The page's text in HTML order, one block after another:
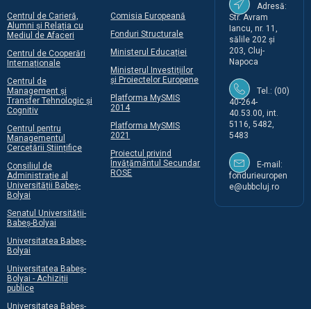
Centrul de Carieră,
Alumni și Relația cu
Mediul de Afaceri
Centrul de Cooperări
Internaționale
Centrul de
Management și
Transfer Tehnologic și
Cognitiv
Centrul pentru
Managementul
Cercetării Științifice
Consiliul de
Administrație al
Universității Babeș-
Bolyai
Senatul Universității-
Babeș-Bolyai
Universitatea Babeș-
Bolyai
Universitatea Babeș-
Bolyai - Achiziții
publice
Universitatea Babeș-
Comisia Europeană
Fonduri Structurale
Ministerul Educației
Ministerul Investițiilor
și Proiectelor Europene
Platforma MySMIS
2014
Platforma MySMIS
2021
Proiectul privind
Învățământul Secundar
ROSE
Adresă:
Str. Avram
Iancu, nr. 11,
sălile 202 și
203, Cluj-
Napoca
Tel.: (00)
40-264-
40.53.00, int.
5116, 5482,
5483
E-mail:
fondurieuropen
e@ubbcluj.ro